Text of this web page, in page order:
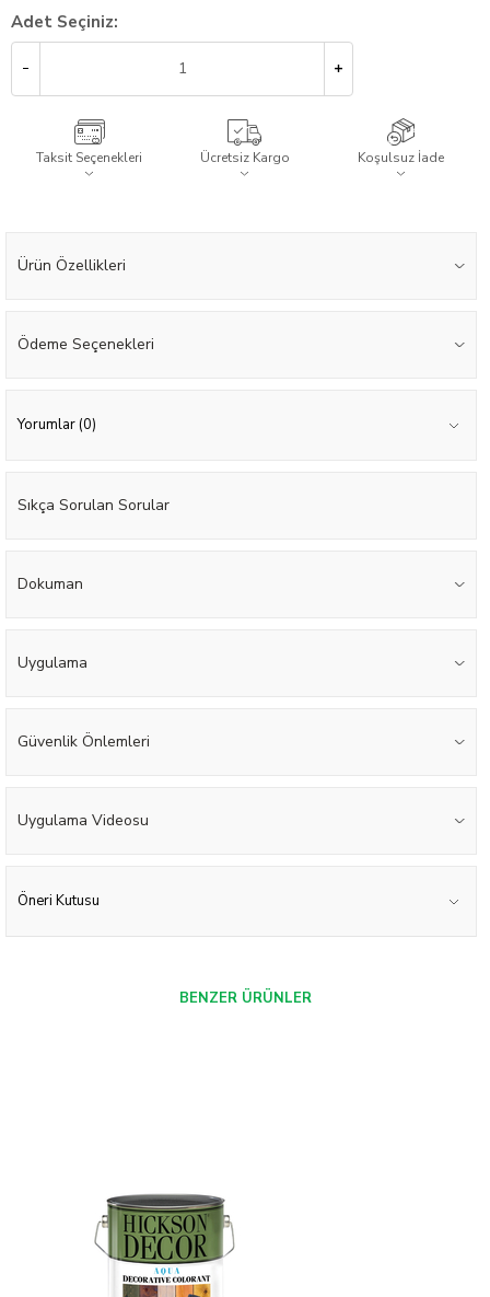
Adet Seçiniz:
Taksit Seçenekleri Ücretsiz Kargo Koşulsuz İade
Ürün Özellikleri
Ödeme Seçenekleri
Yorumlar (0)
Sıkça Sorulan Sorular
Dokuman
Uygulama
Güvenlik Önlemleri
Uygulama Videosu
Öneri Kutusu
BENZER ÜRÜNLER